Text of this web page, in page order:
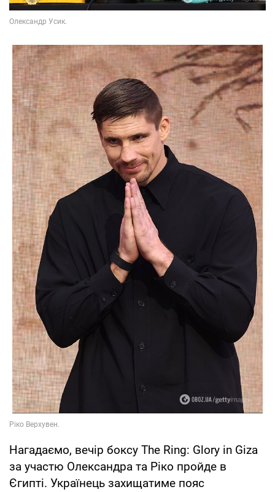
Нагадаємо, вечір боксу The Ring: Glory in Giza
за участю Олександра та Ріко пройде в
Єгипті. Українець захищатиме пояс